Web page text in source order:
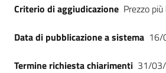
Criterio di aggiudicazione Prezzo
Data di pubblicazione a sistema
Termine richiesta chiarimenti 31/